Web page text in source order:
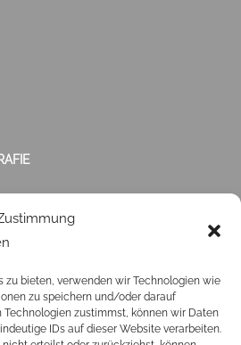
zu bieten, verwenden wir Technologien wie
zu speichern und/oder darauf
Technologien zustimmst, können wir Daten
IDs auf dieser Website verarbeiten.
MIT
mir eineGOOGLE
sie dann auch hier in